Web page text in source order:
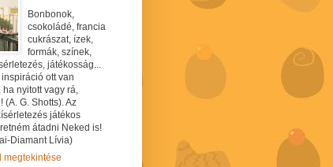
Bonbonok,
csokoládé, francia
cukrászat, ízek,
formák, színek,
játékosság...
inspiráció ott van
nyitott vagy rá,
(A. G. Shotts). Az
játékos
átadni Neked is!
Diamant Lívia)
megtekintése